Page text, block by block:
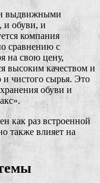
выдвижными
и обуви, и
компания
сравнению с
на свою цену,
высоким качеством и
и чистого сырья. Это
обуви и
как раз встроенной
также влияет на